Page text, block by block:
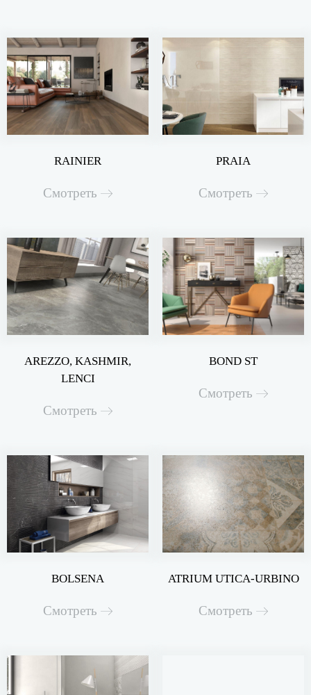
RAINIER
Смотреть
PRAIA
Смотреть
AREZZO, KASHMIR,
LENCI
Смотреть
BOND ST
Смотреть
BOLSENA
Смотреть
ATRIUM UTICA-URBINO
Смотреть